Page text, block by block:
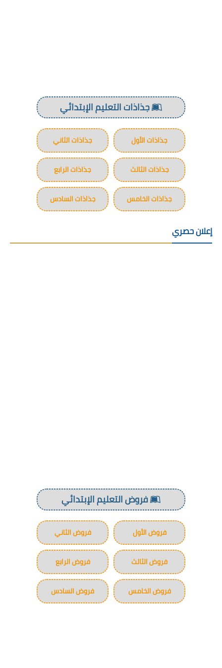
جذاذات التعليم الإبتدائي
جذاذات الأول جذاذات الثاني
جذاذات الثالث جذاذات الرابع
جذاذات الخامس جذاذات السادس
إعلان حصري
فروض التعليم الإبتدائي
فروض الأول فروض الثاني
فروض الثالث فروض الرابع
فروض الخامس فروض السادس